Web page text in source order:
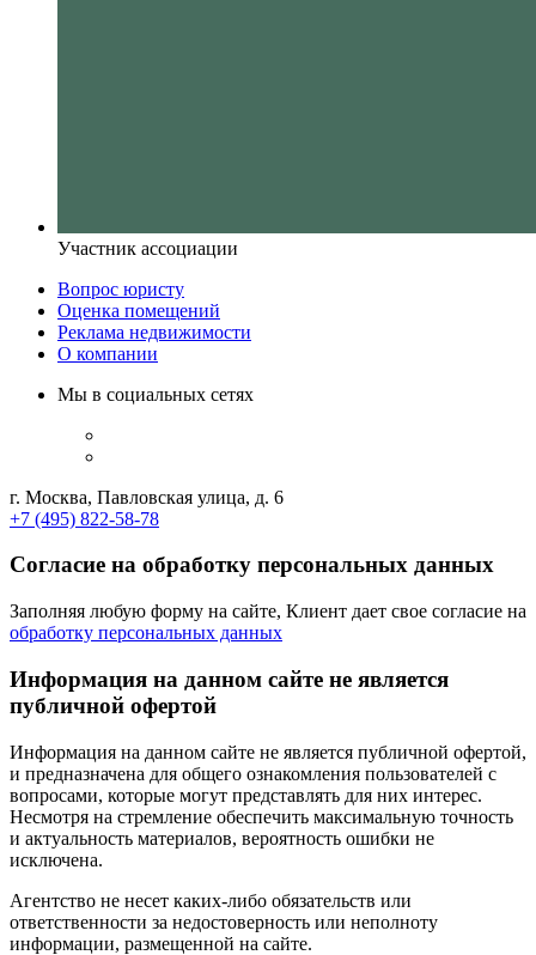
Участник ассоциации
Вопрос юристу
Оценка помещений
Реклама недвижимости
О компании
Мы в социальных сетях
г. Москва, Павловская улица, д. 6
+7 (495) 822-58-78
Согласие на обработку персональных данных
Заполняя любую форму на сайте, Клиент дает свое согласие на
обработку персональных данных
Информация на данном сайте не является
публичной офертой
Информация на данном сайте не является публичной офертой,
и предназначена для общего ознакомления пользователей с
вопросами, которые могут представлять для них интерес.
Несмотря на стремление обеспечить максимальную точность
и актуальность материалов, вероятность ошибки не
исключена.
Агентство не несет каких-либо обязательств или
ответственности за недостоверность или неполноту
информации, размещенной на сайте.